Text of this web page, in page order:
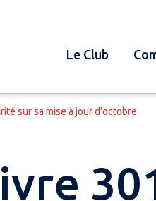
Le Club
sur sa mise à jour d'octobre